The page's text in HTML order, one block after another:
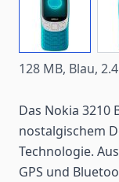
128 MB, Blau,
Das Nokia 3210
nostalgischem
Technologie.
GPS und